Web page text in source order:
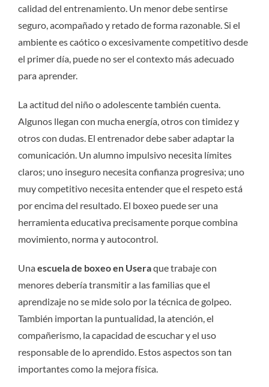
calidad del entrenamiento. Un menor debe sentirse
seguro, acompañado y retado de forma razonable. Si el
ambiente es caótico o excesivamente competitivo desde
el primer día, puede no ser el contexto más adecuado
para aprender.
La actitud del niño o adolescente también cuenta.
Algunos llegan con mucha energía, otros con timidez y
otros con dudas. El entrenador debe saber adaptar la
comunicación. Un alumno impulsivo necesita límites
claros; uno inseguro necesita confianza progresiva; uno
muy competitivo necesita entender que el respeto está
por encima del resultado. El boxeo puede ser una
herramienta educativa precisamente porque combina
movimiento, norma y autocontrol.
Unaescuela de boxeo en Useraque trabaje con
menores debería transmitir a las familias que el
aprendizaje no se mide solo por la técnica de golpeo.
También importan la puntualidad, la atención, el
compañerismo, la capacidad de escuchar y el uso
responsable de lo aprendido. Estos aspectos son tan
importantes como la mejora física.